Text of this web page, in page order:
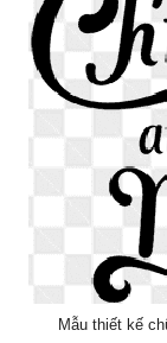
Mẫu thiết kế